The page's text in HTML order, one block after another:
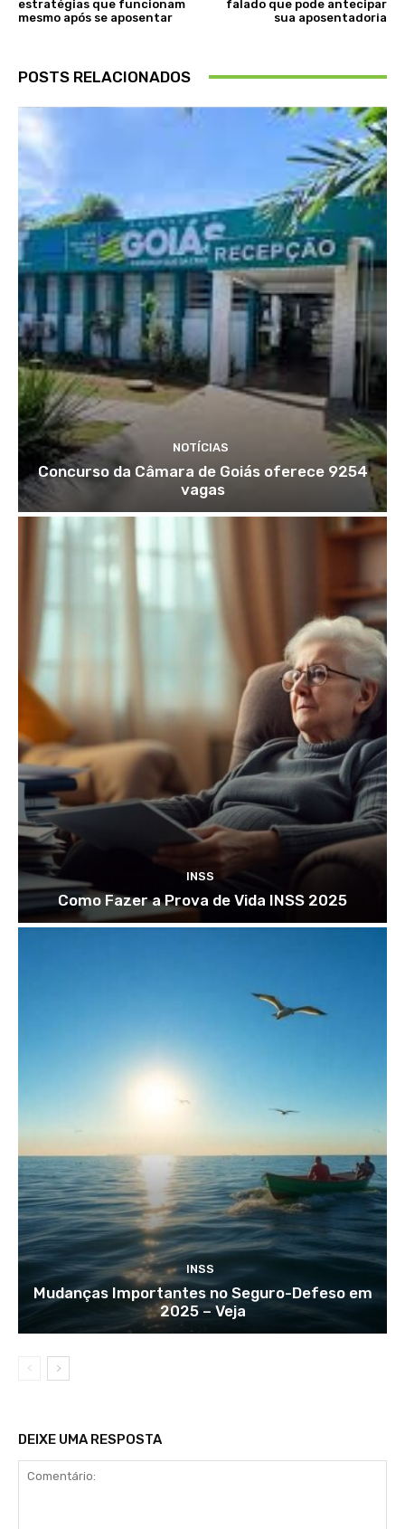
estratégias que funcionam
mesmo após se aposentar
falado que pode antecipar
sua aposentadoria
POSTS RELACIONADOS
NOTÍCIAS
Concurso da Câmara de Goiás oferece 9254
vagas
INSS
Como Fazer a Prova de Vida INSS 2025
INSS
Mudanças Importantes no Seguro-Defeso em
2025 – Veja
DEIXE UMA RESPOSTA